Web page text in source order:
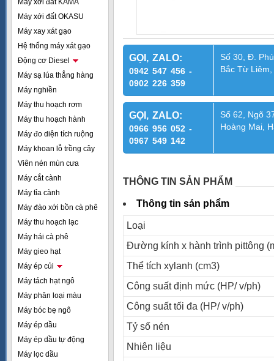
Máy xới đất KAMA
Máy xới đất OKASU
Máy xay xát gạo
Hệ thống máy xát gạo
Động cơ Diesel
Máy sạ lúa thẳng hàng
Máy nghiền
Máy thu hoạch rơm
Máy thu hoạch hành
Máy đo diện tích ruộng
Máy khoan lỗ trồng cây
Viên nén mùn cưa
Máy cắt cành
Máy tỉa cành
Máy đào xới bồn cà phê
Máy thu hoạch lạc
Máy hái cà phê
Máy gieo hạt
Máy ép củi
Máy tách hạt ngô
Máy phân loại màu
Máy bóc bẹ ngô
Máy ép dầu
Máy ép dầu tự động
Máy lọc dầu
GỌI, ZALO:
0942 547 456 -
0902 226 359
Số 30, Đ.
Bắc Từ
GỌI, ZALO:
0966 956 052 -
0967 549 142
Số 62, Ngõ
Hoàng Mai,
THÔNG TIN SẢN PHẨM
Thông tin sản phẩm
Loại
Ðường kính x hành trình pittông
Thể tích xylanh (cm3)
Công suất định mức (HP/ v/ph)
Công suất tối đa (HP/ v/ph)
Tỷ số nén
Nhiên liệu